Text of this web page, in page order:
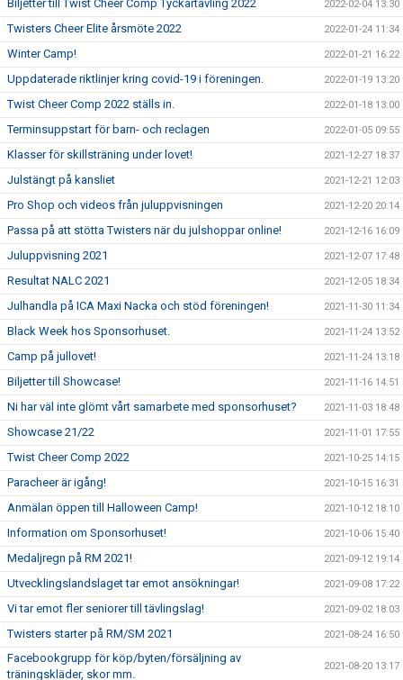
Biljetter till Twist Cheer Comp Tyckartävling 2022 2022-02-04 13:30
Twisters Cheer Elite årsmöte 2022 2022-01-24 11:34
Winter Camp! 2022-01-21 16:22
Uppdaterade riktlinjer kring covid-19 i föreningen. 2022-01-19 13:20
Twist Cheer Comp 2022 ställs in. 2022-01-18 13:00
Terminsuppstart för barn- och reclagen 2022-01-05 09:55
Klasser för skillsträning under lovet! 2021-12-27 18:37
Julstängt på kansliet 2021-12-21 12:03
Pro Shop och videos från juluppvisningen 2021-12-20 20:14
Passa på att stötta Twisters när du julshoppar online! 2021-12-16 16:09
Juluppvisning 2021 2021-12-07 17:48
Resultat NALC 2021 2021-12-05 18:34
Julhandla på ICA Maxi Nacka och stöd föreningen! 2021-11-30 11:34
Black Week hos Sponsorhuset. 2021-11-24 13:52
Camp på jullovet! 2021-11-24 13:18
Biljetter till Showcase! 2021-11-16 14:51
Ni har väl inte glömt vårt samarbete med sponsorhuset? 2021-11-03 18:48
Showcase 21/22 2021-11-01 17:55
Twist Cheer Comp 2022 2021-10-25 14:15
Paracheer är igång! 2021-10-15 16:31
Anmälan öppen till Halloween Camp! 2021-10-12 18:10
Information om Sponsorhuset! 2021-10-06 15:40
Medaljregn på RM 2021! 2021-09-12 19:14
Utvecklingslandslaget tar emot ansökningar! 2021-09-08 17:22
Vi tar emot fler seniorer till tävlingslag! 2021-09-02 18:03
Twisters starter på RM/SM 2021 2021-08-24 16:50
Facebookgrupp för köp/byten/försäljning av
träningskläder, skor mm.
2021-08-20 13:17